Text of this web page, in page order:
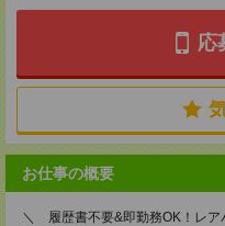
応
お仕事の概要
＼ 履歴書不要&即勤務OK！レ